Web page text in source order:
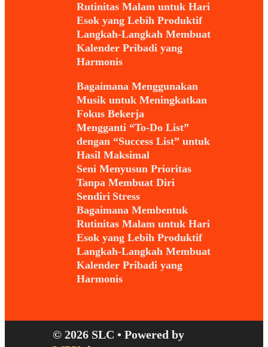
Rutinitas Malam untuk Hari
Esok yang Lebih Produktif
Langkah-Langkah Membuat
Kalender Pribadi yang
Harmonis
Bagaimana Menggunakan
Musik untuk Meningkatkan
Fokus Bekerja
Mengganti “To-Do List”
dengan “Success List” untuk
Hasil Maksimal
Seni Menyusun Prioritas
Tanpa Membuat Diri
Sendiri Stress
Bagaimana Membentuk
Rutinitas Malam untuk Hari
Esok yang Lebih Produktif
Langkah-Langkah Membuat
Kalender Pribadi yang
Harmonis
© 2026 SLC • Powered by